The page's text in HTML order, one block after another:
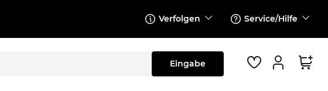
Verfolgen Service/Hilfe